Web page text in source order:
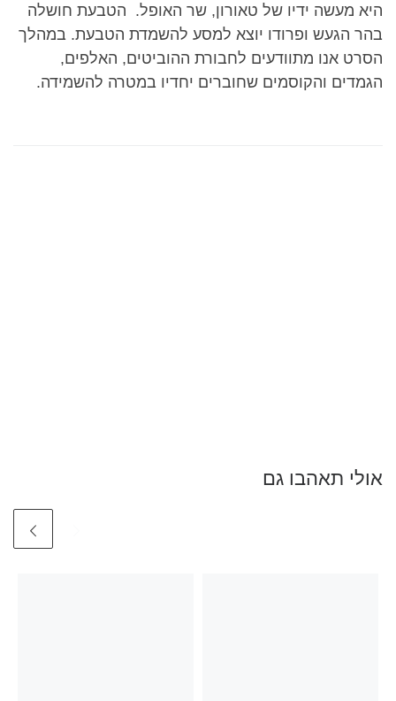
היא מעשה ידיו של טאורון, שר האופל. הטבעת חושלה
בהר הגעש ופרודו יוצא למסע להשמדת הטבעת. במהלך
הסרט אנו מתוודעים לחבורת ההוביטים, האלפים,
הגמדים והקוסמים שחוברים יחדיו במטרה להשמידה.
אולי תאהבו גם